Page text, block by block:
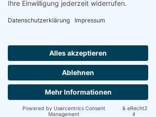
Hilfe bei Wohnungs- und
Arbeitsplatzgestaltung
Herstellung, Erprobung und
Adaptionen von Hilfsmitteln
Handtherapie